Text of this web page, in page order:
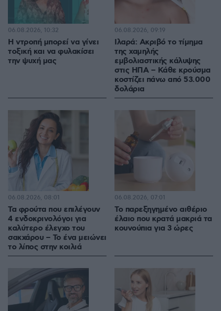
Η ντροπή μπορεί να γίνει
τοξική και να φυλακίσει
την ψυχή μας
06.08.2026, 10:32
Ιλαρά: Ακριβό το τίμημα
της χαμηλής
εμβολιαστικής κάλυψης
στις ΗΠΑ – Κάθε κρούσμα
κοστίζει πάνω από 53.000
δολάρια
06.08.2026, 09:19
Τα φρούτα που επιλέγουν
4 ενδοκρινολόγοι για
καλύτερο έλεγχο του
σακχάρου – Το ένα μειώνει
το λίπος στην κοιλιά
06.08.2026, 08:01
Το παρεξηγημένο αιθέριο
έλαιο που κρατά μακριά τα
κουνούπια για 3 ώρες
06.08.2026, 07:01